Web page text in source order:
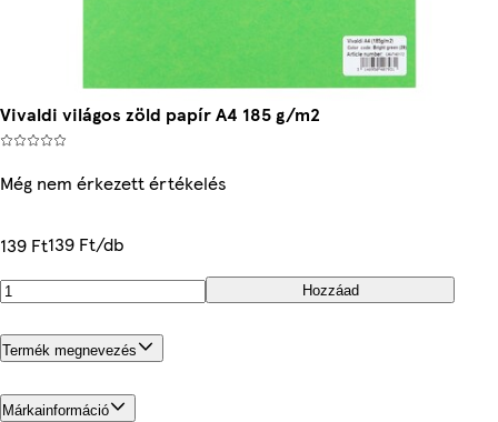
Vivaldi világos zöld papír A4 185 g/m2
Még nem érkezett értékelés
139 Ft139 Ft/db
Hozzáad
Termék megnevezés
Márkainformáció